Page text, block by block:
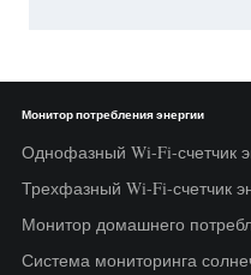
Монитор потребления энергии
Однофазный Wi-Fi-счетчик
Трехфазный Wi-Fi-счетчик
Монитор домашнего
Система мониторинга